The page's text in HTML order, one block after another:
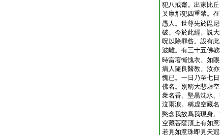
犯八戒齋。出家比
叉摩那犯四重禁。
愚人。世尊先於毘
破。今於此經。説
呪以除罪咎。設有
波離。有三十五佛
時當著慚愧衣。如
病人隨良醫教。汝
愧已。一日乃至七
佛名。別稱大悲虚
衆名香。堅黒沈水
泣雨涙。稱虚空藏
愍念我故爲我現身
空藏菩薩頂上有如
若見如意珠即見天